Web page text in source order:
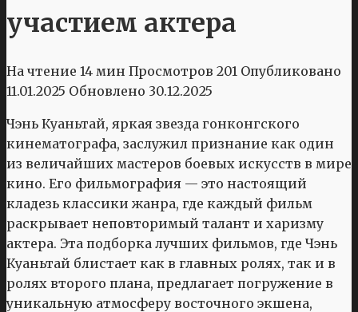
участием актера
На чтение 14 мин Просмотров 201 Опубликовано
11.01.2025 Обновлено 30.12.2025
Чэнь Куаньтай, яркая звезда гонконгского
кинематографа, заслужил признание как один
из величайших мастеров боевых искусств в мире
кино. Его фильмография — это настоящий
кладезь классики жанра, где каждый фильм
раскрывает неповторимый талант и харизму
актера. Эта подборка лучших фильмов, где Чэнь
Куаньтай блистает как в главных ролях, так и в
ролях второго плана, предлагает погружение в
уникальную атмосферу восточного экшена,